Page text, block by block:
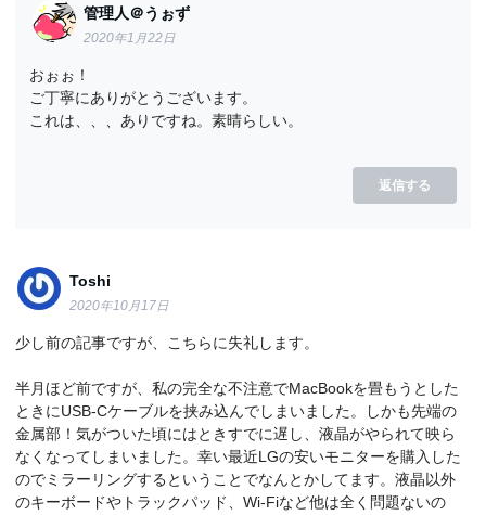
管理人＠うぉず
2020年1月22日
おぉぉ！
ご丁寧にありがとうございます。
これは、、、ありですね。素晴らしい。
返信する
Toshi
2020年10月17日
少し前の記事ですが、こちらに失礼します。
半月ほど前ですが、私の完全な不注意でMacBookを畳もうとした
ときにUSB-Cケーブルを挟み込んでしまいました。しかも先端の
金属部！気がついた頃にはときすでに遅し、液晶がやられて映ら
なくなってしまいました。幸い最近LGの安いモニターを購入した
のでミラーリングするということでなんとかしてます。液晶以外
のキーボードやトラックパッド、Wi-Fiなど他は全く問題ないの